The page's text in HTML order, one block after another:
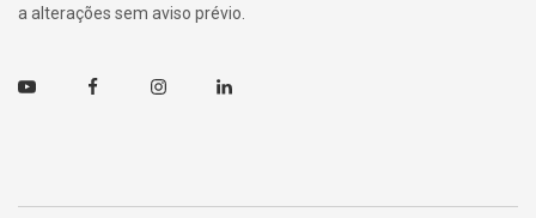
a alterações sem aviso prévio.
Youtube FacebookInstagramLinkedin